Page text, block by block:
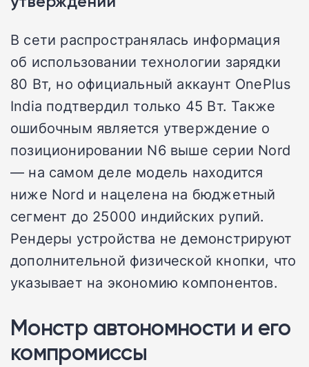
В сети распространялась информация
об использовании технологии зарядки
80 Вт, но официальный аккаунт OnePlus
India подтвердил только 45 Вт. Также
ошибочным является утверждение о
позиционировании N6 выше серии Nord
— на самом деле модель находится
ниже Nord и нацелена на бюджетный
сегмент до 25000 индийских рупий.
Рендеры устройства не демонстрируют
дополнительной физической кнопки, что
указывает на экономию компонентов.
Монстр автономности и его
компромиссы